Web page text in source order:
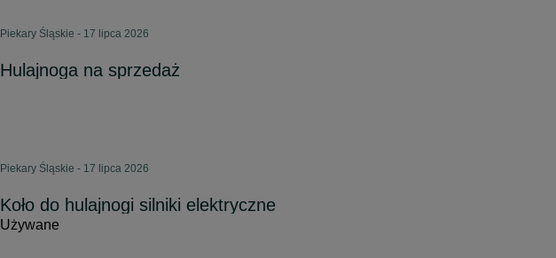
Piekary Śląskie - 17 lipca 2026
Hulajnoga na sprzedaż
Piekary Śląskie - 17 lipca 2026
Koło do hulajnogi silniki elektryczne
Używane